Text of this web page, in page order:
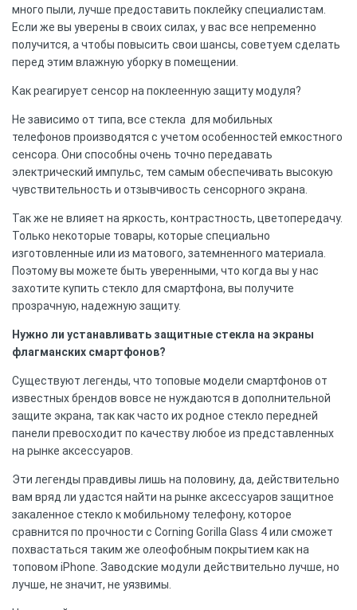
много пыли, лучше предоставить поклейку специалистам.
Если же вы уверены в своих силах, у вас все непременно
получится, а чтобы повысить свои шансы, советуем сделать
перед этим влажную уборку в помещении.
Как реагирует сенсор на поклеенную защиту модуля?
Не зависимо от типа, все стекла для мобильных
телефонов производятся с учетом особенностей емкостного
сенсора. Они способны очень точно передавать
электрический импульс, тем самым обеспечивать высокую
чувствительность и отзывчивость сенсорного экрана.
Так же не влияет на яркость, контрастность, цветопередачу.
Только некоторые товары, которые специально
изготовленные или из матового, затемненного материала.
Поэтому вы можете быть уверенными, что когда вы у нас
захотите купить стекло для смартфона, вы получите
прозрачную, надежную защиту.
Нужно ли устанавливать защитные стекла на экраны
флагманских смартфонов?
Существуют легенды, что топовые модели смартфонов от
известных брендов вовсе не нуждаются в дополнительной
защите экрана, так как часто их родное стекло передней
панели превосходит по качеству любое из представленных
на рынке аксессуаров.
Эти легенды правдивы лишь на половину, да, действительно
вам вряд ли удастся найти на рынке аксессуаров защитное
закаленное стекло к мобильному телефону, которое
сравнится по прочности с Corning Gorilla Glass 4 или сможет
похвастаться таким же олеофобным покрытием как на
топовом iPhone. Заводские модули действительно лучше, но
лучше, не значит, не уязвимы.